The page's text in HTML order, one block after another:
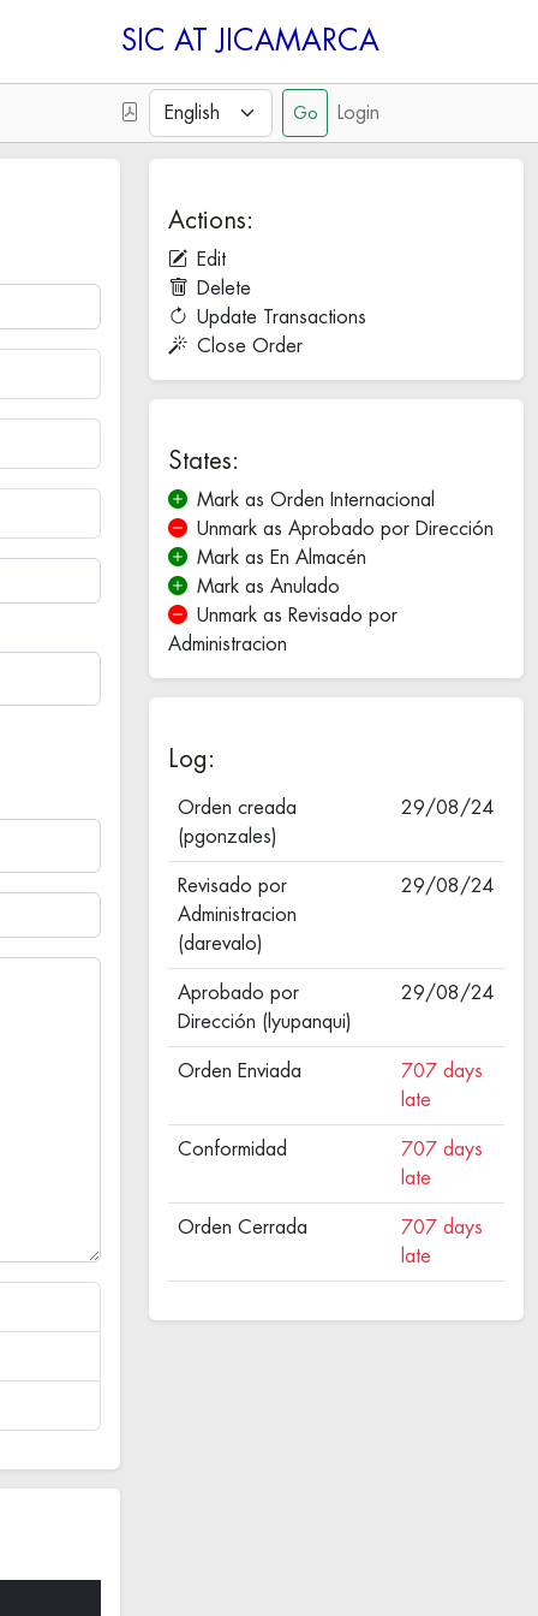
SIC
Login
Actions:
Edit
Delete
Update Transactions
Close Order
States:
Mark as Orden Internacional
Unmark as Aprobado por Dirección
Mark as En Almacén
Mark as Anulado
Unmark as Revisado por
Administracion
Log:
Orden creada
(pgonzales)
29/08/24
Revisado por
Administracion
(darevalo)
29/08/24
Aprobado por
Dirección (lyupanqui)
29/08/24
Orden Enviada
707 days
late
Conformidad
707 days
late
Orden Cerrada
707 days
late